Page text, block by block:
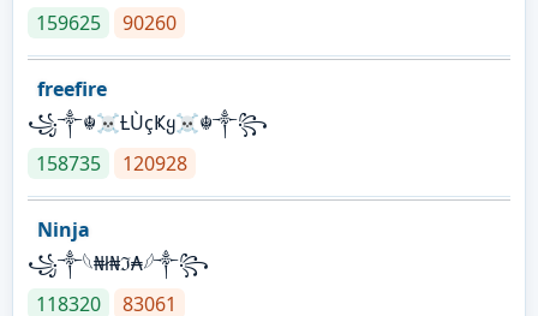
159625
90260
freefire
꧁༒☬☠Ƚ︎ÙçҜყ☠︎☬༒꧂
158735
120928
Ninja
꧁⁣༒𓆩₦ł₦ℑ₳𓆪༒꧂
118320
83061